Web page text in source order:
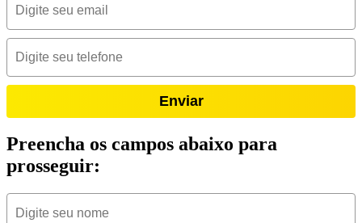
Enviar
Preencha os campos abaixo para
prosseguir: